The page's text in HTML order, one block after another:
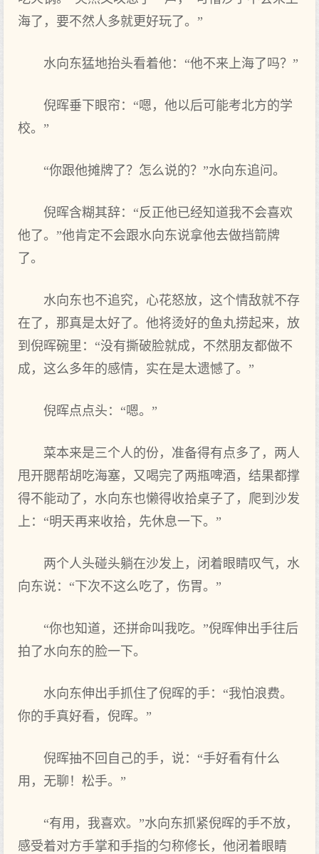
海了，要不然人多就更好玩了。”
水向东猛地抬头看着他：“他不来上海了吗？”
倪晖垂下眼帘：“嗯，他以后可能考北方的学
校。”
“你跟他摊牌了？怎么说的？”水向东追问。
倪晖含糊其辞：“反正他已经知道我不会喜欢
他了。”他肯定不会跟水向东说拿他去做挡箭牌
了。
水向东也不追究，心花怒放，这个情敌就不存
在了，那真是太好了。他将烫好的鱼丸捞起来，放
到倪晖碗里：“没有撕破脸就成，不然朋友都做不
成，这么多年的感情，实在是太遗憾了。”
倪晖点点头：“嗯。”
菜本来是三个人的份，准备得有点多了，两人
甩开腮帮胡吃海塞，又喝完了两瓶啤酒，结果都撑
得不能动了，水向东也懒得收拾桌子了，爬到沙发
上：“明天再来收拾，先休息一下。”
两个人头碰头躺在沙发上，闭着眼睛叹气，水
向东说：“下次不这么吃了，伤胃。”
“你也知道，还拼命叫我吃。”倪晖伸出手往后
拍了水向东的脸一下。
水向东伸出手抓住了倪晖的手：“我怕浪费。
你的手真好看，倪晖。”
倪晖抽不回自己的手，说：“手好看有什么
用，无聊！松手。”
“有用，我喜欢。”水向东抓紧倪晖的手不放，
感受着对方手掌和手指的匀称修长，他闭着眼睛